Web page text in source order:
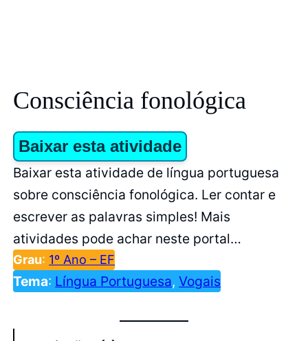
Consciência fonológica
Baixar esta atividade
Baixar esta atividade de língua portuguesa
sobre consciência fonológica. Ler contar e
escrever as palavras simples! Mais
atividades pode achar neste portal…
Grau: 1º Ano – EF
Tema: Língua Portuguesa, Vogais